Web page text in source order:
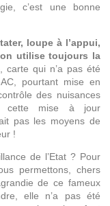
c’est une bonne
loupe à l’appui,
utilise toujours la
, carte qui n’a pas été
pourtant mise en
des nuisances
cette mise à jour
pas les moyens de
!
de l’Etat ? Pour
permettons, chers
de ce fameux
elle n’a pas été